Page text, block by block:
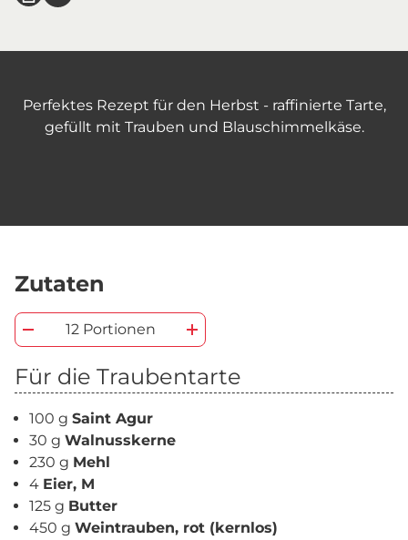
Perfektes Rezept für den Herbst - raffinierte Tarte,
gefüllt mit Trauben und Blauschimmelkäse.
Zutaten
12 Portionen
Für die Traubentarte
100 g Saint Agur
30 g Walnusskerne
230 g Mehl
4 Eier, M
125 g Butter
450 g Weintrauben, rot (kernlos)